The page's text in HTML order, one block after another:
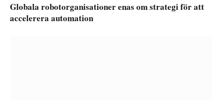
Globala robotorganisationer enas om strategi för att
accelerera automation